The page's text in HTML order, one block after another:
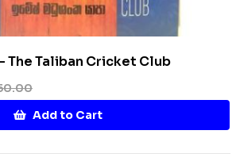
The Taliban Cricket Club
Add to Cart